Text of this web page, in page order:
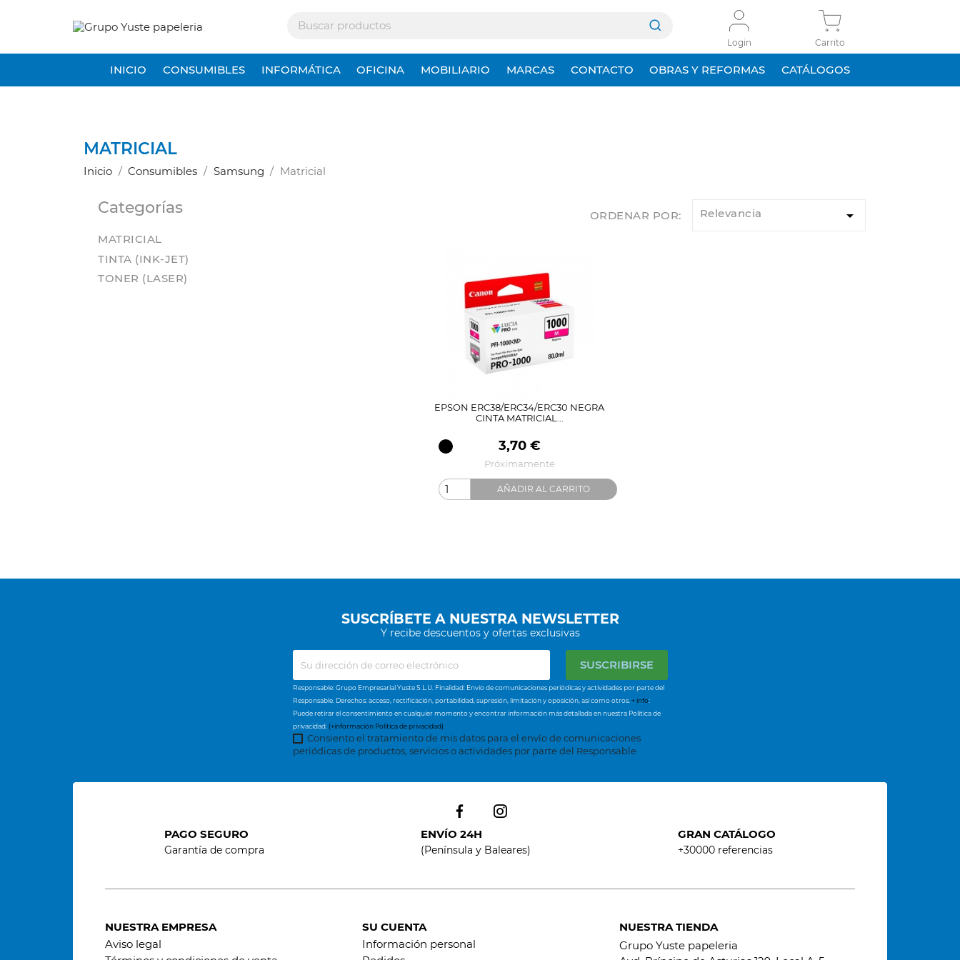
Login Carrito
INICIO CONSUMIBLES INFORMÁTICA OFICINA MOBILIARIO MARCAS CONTACTO OBRAS Y REFORMAS CATÁLOGOS
MATRICIAL
Inicio Consumibles Samsung Matricial
Categorías
MATRICIAL
TINTA (INK-JET)
TONER (LASER)
ORDENAR POR: Relevancia 
EPSON ERC38/ERC34/ERC30 NEGRA
CINTA MATRICIAL...
Precio
3,70 €
Próximamente
AÑADIR AL CARRITO
SUSCRÍBETE A NUESTRA NEWSLETTER
Y recibe descuentos y ofertas exclusivas
Responsable: Grupo Empresarial Yuste S.L.U. Finalidad: Envío de comunicaciones periódicas y actividades por parte del
Responsable. Derechos: acceso, rectificación, portabilidad, supresión, limitación y oposición, así como otros. + info:
Puede retirar el consentimiento en cualquier momento y encontrar información más detallada en nuestra Política de
privacidad. (+información Política de privacidad)
Consiento el tratamiento de mis datos para el envío de comunicaciones
periódicas de productos, servicios o actividades por parte del Responsable
PAGO SEGURO
Garantía de compra
ENVÍO 24H
(Península y Baleares)
GRAN CATÁLOGO
+30000 referencias
NUESTRA EMPRESA
Aviso legal
SU CUENTA
Información personal
NUESTRA TIENDA
Grupo Yuste papeleria